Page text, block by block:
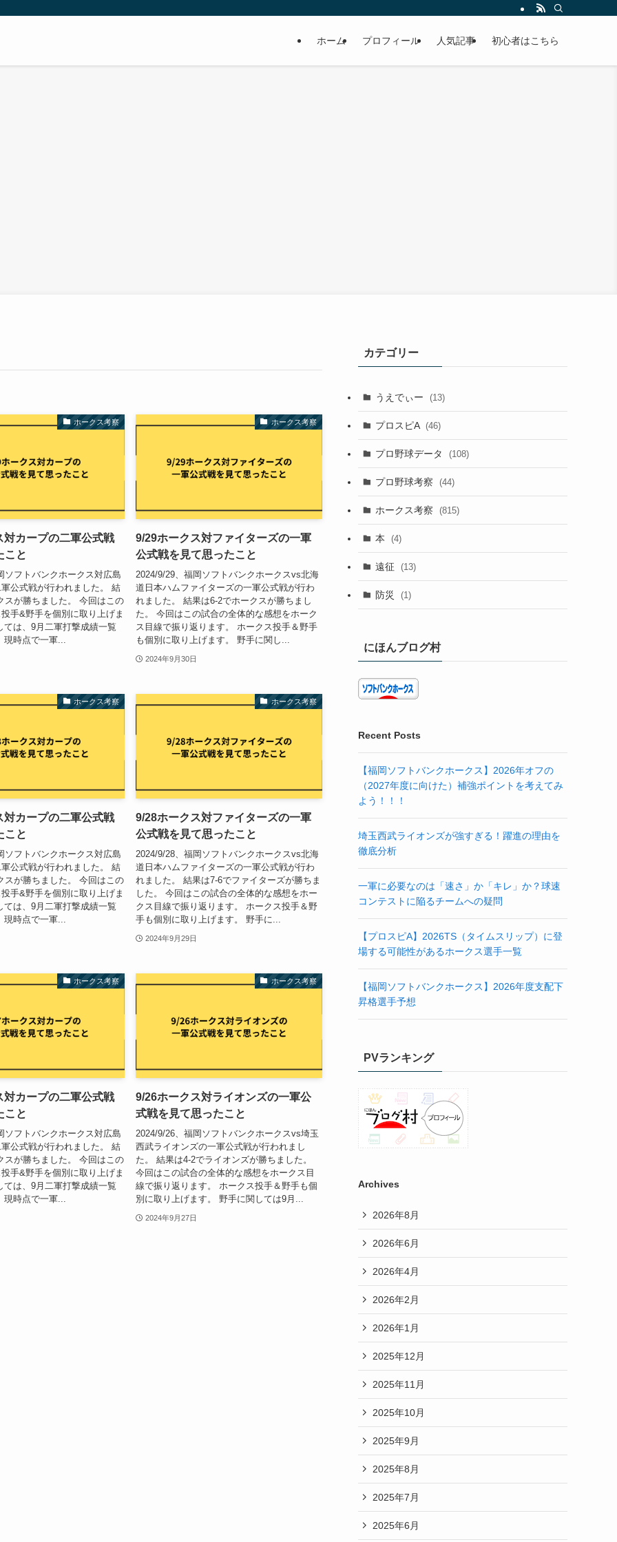
ホーム プロフィール 人気記事 初心者はこちら
ホークス考察
対カープの二軍公式戦
こと
ソフトバンクホークス対広島
公式戦が行われました。 結
スが勝ちました。 今回はこの
手&野手を個別に取り上げま
ては、9月二軍打撃成績一覧
時点で一軍...
ホークス考察
9/29ホークス対ファイターズの一軍
公式戦を見て思ったこと
2024/9/29、福岡ソフトバンクホークスvs北海
道日本ハムファイターズの一軍公式戦が行わ
れました。 結果は6-2でホークスが勝ちまし
た。 今回はこの試合の全体的な感想をホーク
ス目線で振り返ります。 ホークス投手＆野手
も個別に取り上げます。 野手に関し...
2024年9月30日
ホークス考察
対カープの二軍公式戦
こと
ソフトバンクホークス対広島
公式戦が行われました。 結
スが勝ちました。 今回はこの
手&野手を個別に取り上げま
ては、9月二軍打撃成績一覧
時点で一軍...
ホークス考察
9/28ホークス対ファイターズの一軍
公式戦を見て思ったこと
2024/9/28、福岡ソフトバンクホークスvs北海
道日本ハムファイターズの一軍公式戦が行わ
れました。 結果は7-6でファイターズが勝ちま
した。 今回はこの試合の全体的な感想をホー
クス目線で振り返ります。 ホークス投手＆野
手も個別に取り上げます。 野手に...
2024年9月29日
ホークス考察
対カープの二軍公式戦
こと
ソフトバンクホークス対広島
公式戦が行われました。 結
スが勝ちました。 今回はこの
手&野手を個別に取り上げま
ては、9月二軍打撃成績一覧
時点で一軍...
ホークス考察
9/26ホークス対ライオンズの一軍公
式戦を見て思ったこと
2024/9/26、福岡ソフトバンクホークスvs埼玉
西武ライオンズの一軍公式戦が行われまし
た。 結果は4-2でライオンズが勝ちました。
今回はこの試合の全体的な感想をホークス目
線で振り返ります。 ホークス投手＆野手も個
別に取り上げます。 野手に関しては9月...
2024年9月27日
カテゴリー
うえでぃー (13)
プロスピA (46)
プロ野球データ (108)
プロ野球考察 (44)
ホークス考察 (815)
本 (4)
遠征 (13)
防災 (1)
にほんブログ村
Recent Posts
【福岡ソフトバンクホークス】2026年オフの
（2027年度に向けた）補強ポイントを考えてみ
よう！！！
埼玉西武ライオンズが強すぎる！躍進の理由を
徹底分析
一軍に必要なのは「速さ」か「キレ」か？球速
コンテストに陥るチームへの疑問
【プロスピA】2026TS（タイムスリップ）に登
場する可能性があるホークス選手一覧
【福岡ソフトバンクホークス】2026年度支配下
昇格選手予想
PVランキング
Archives
2026年8月
2026年6月
2026年4月
2026年2月
2026年1月
2025年12月
2025年11月
2025年10月
2025年9月
2025年8月
2025年7月
2025年6月